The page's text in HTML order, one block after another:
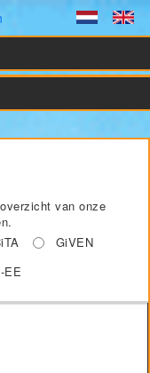
Dutch
van onze
GiVEN
EE